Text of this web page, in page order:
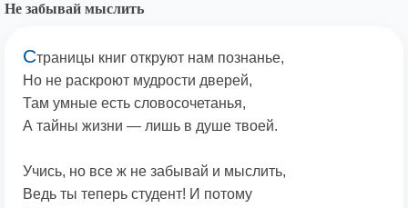
Не забывай мыслить
Страницы книг откруют нам познанье,
Но не раскроют мудрости дверей,
Там умные есть словосочетанья,
А тайны жизни — лишь в душе твоей.
Учись, но все ж не забывай и мыслить,
Ведь ты теперь студент! И потому